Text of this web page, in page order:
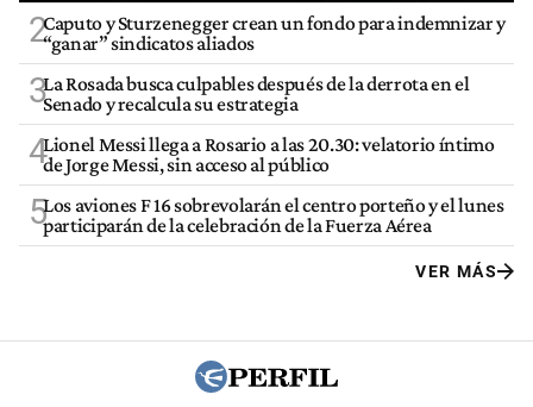
2Caputo y Sturzenegger crean un fondo para indemnizar y
“ganar” sindicatos aliados
3La Rosada busca culpables después de la derrota en el
Senado y recalcula su estrategia
4Lionel Messi llega a Rosario a las 20.30: velatorio íntimo
de Jorge Messi, sin acceso al público
5Los aviones F 16 sobrevolarán el centro porteño y el lunes
participarán de la celebración de la Fuerza Aérea
VER MÁS